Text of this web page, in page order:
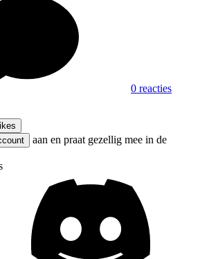
0 reacties
aan en praat gezellig mee in de